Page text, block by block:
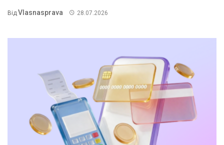
Від Vlasnasprava 28.07.2026